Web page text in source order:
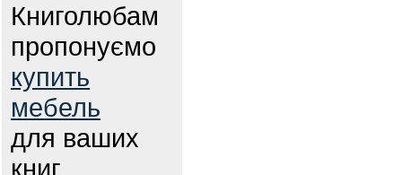
Книголюбам
пропонуємо
купить
мебель
для ваших
книг.